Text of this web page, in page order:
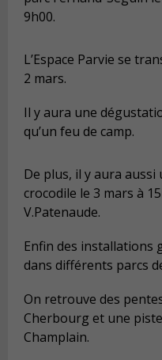
9h00.
L’Espace Parvie se
2 mars.
Il y aura une
qu’un feu de camp.
De plus, il y aura
crocodile le 3 mars à
V.Patenaude.
Enfin des installations
dans différents parcs
On retrouve des
Cherbourg et une
Champlain.